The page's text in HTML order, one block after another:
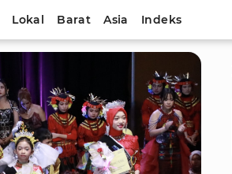
Lokal Barat Asia Indeks